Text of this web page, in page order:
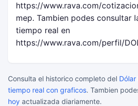
https://www.rava.com/
mep. Tambien podes consultar
tiempo real en
https://www.rava.com/perfil/
Consulta el historico completo del Dólar
tiempo real con graficos. Tambien
hoy actualizada diariamente.